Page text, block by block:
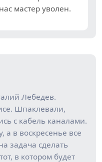
мастер уволен.
Лебедев.
Шпаклевали,
с кабель каналами.
а в воскресенье все
задача сделать
в котором будет